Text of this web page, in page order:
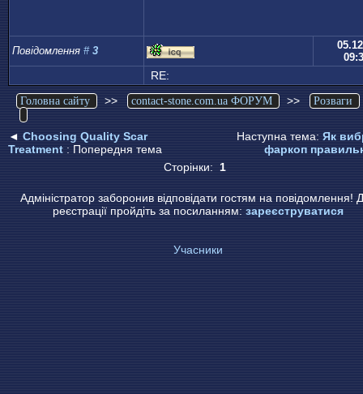
Повідомлення # 3
RE:
Головна сайту >> contact-stone.com.ua ФОРУМ >> Розваги
◄Choosing Quality Scar
Treatment: Попередня тема
Наступна тема:Як
фаркоп
Сторінки:1
Адміністратор заборонив відповідати гостям на повідомлення!
реєстрації пройдіть за посиланням:зареєструватися
Учасники